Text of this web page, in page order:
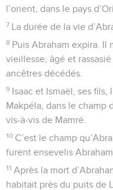
l’orient, dans le pays
7 La durée de la vie
8 Puis Abraham expira. Il
vieillesse, âgé et
ancêtres décédés.
9 Isaac et Ismaël, ses
Makpéla, dans le champ
vis-à-vis de Mamré.
10 C’est le champ
furent ensevelis
11 Après la mort
habitait près du puits de